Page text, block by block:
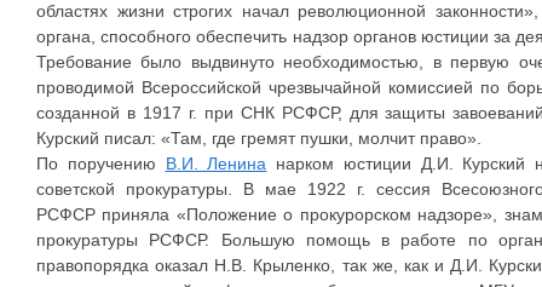
областях жизни строгих начал революционной
органа, способного обеспечить надзор органов юстиции за
Требование было выдвинуто необходимостью, в первую
проводимой Всероссийской чрезвычайной комиссией по
созданной в 1917 г. при СНК РСФСР, для защиты
Курский писал: «Там, где гремят пушки, молчит право».
По поручению В.И. Ленина нарком юстиции Д.И. Курский
советской прокуратуры. В мае 1922 г. сессия
РСФСР приняла «Положение о прокурорском надзоре»,
прокуратуры РСФСР. Большую помощь в работе по
правопорядка оказал Н.В. Крыленко, так же, как и Д.И.